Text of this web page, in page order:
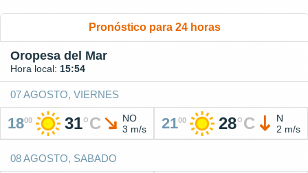
Pronóstico para 24 horas
Oropesa del Mar
Hora local: 15:54
07 AGOSTO, VIERNES
1800 31°C
NO
3 m/s
2100 28°C
N
2 m/s
08 AGOSTO, SABADO